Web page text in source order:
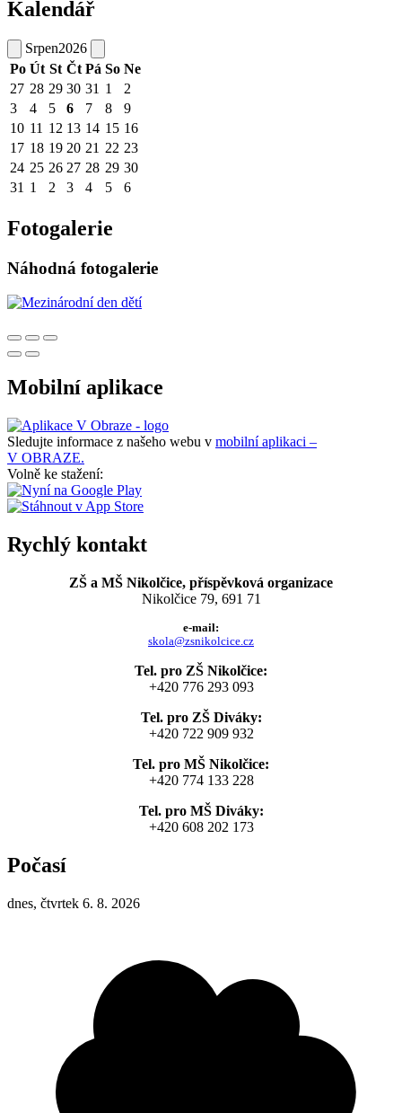
Kalendář
Srpen2026
Po Út St Čt Pá So Ne
27 28 29 30 31 1
2
3
4 5 6 7 8
9
10 11 12 13 14 15 16
17 18 19 20 21 22 23
24 25 26 27 28 29 30
31 1 2 3 4 5 6
Fotogalerie
Náhodná fotogalerie
Mobilní aplikace
Sledujte informace z našeho webu v mobilní aplikaci –
V OBRAZE.
Volně ke stažení:
Rychlý kontakt
ZŠ a MŠ Nikolčice, příspěvková organizace
Nikolčice 79, 691 71
e-mail:
skola@zsnikolcice.cz
Tel. pro ZŠ Nikolčice:
+420 776 293 093
Tel. pro ZŠ Diváky:
+420 722 909 932
Tel. pro MŠ Nikolčice:
+420 774 133 228
Tel. pro MŠ Diváky:
+420 608 202 173
Počasí
dnes, čtvrtek 6. 8. 2026